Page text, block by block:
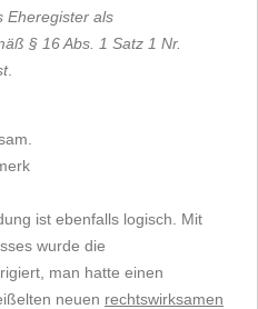
Eheregister als
§ 16 Abs. 1 Satz 1 Nr.
.
ist ebenfalls logisch. Mit
wurde die
man hatte einen
neuen rechtswirksamen